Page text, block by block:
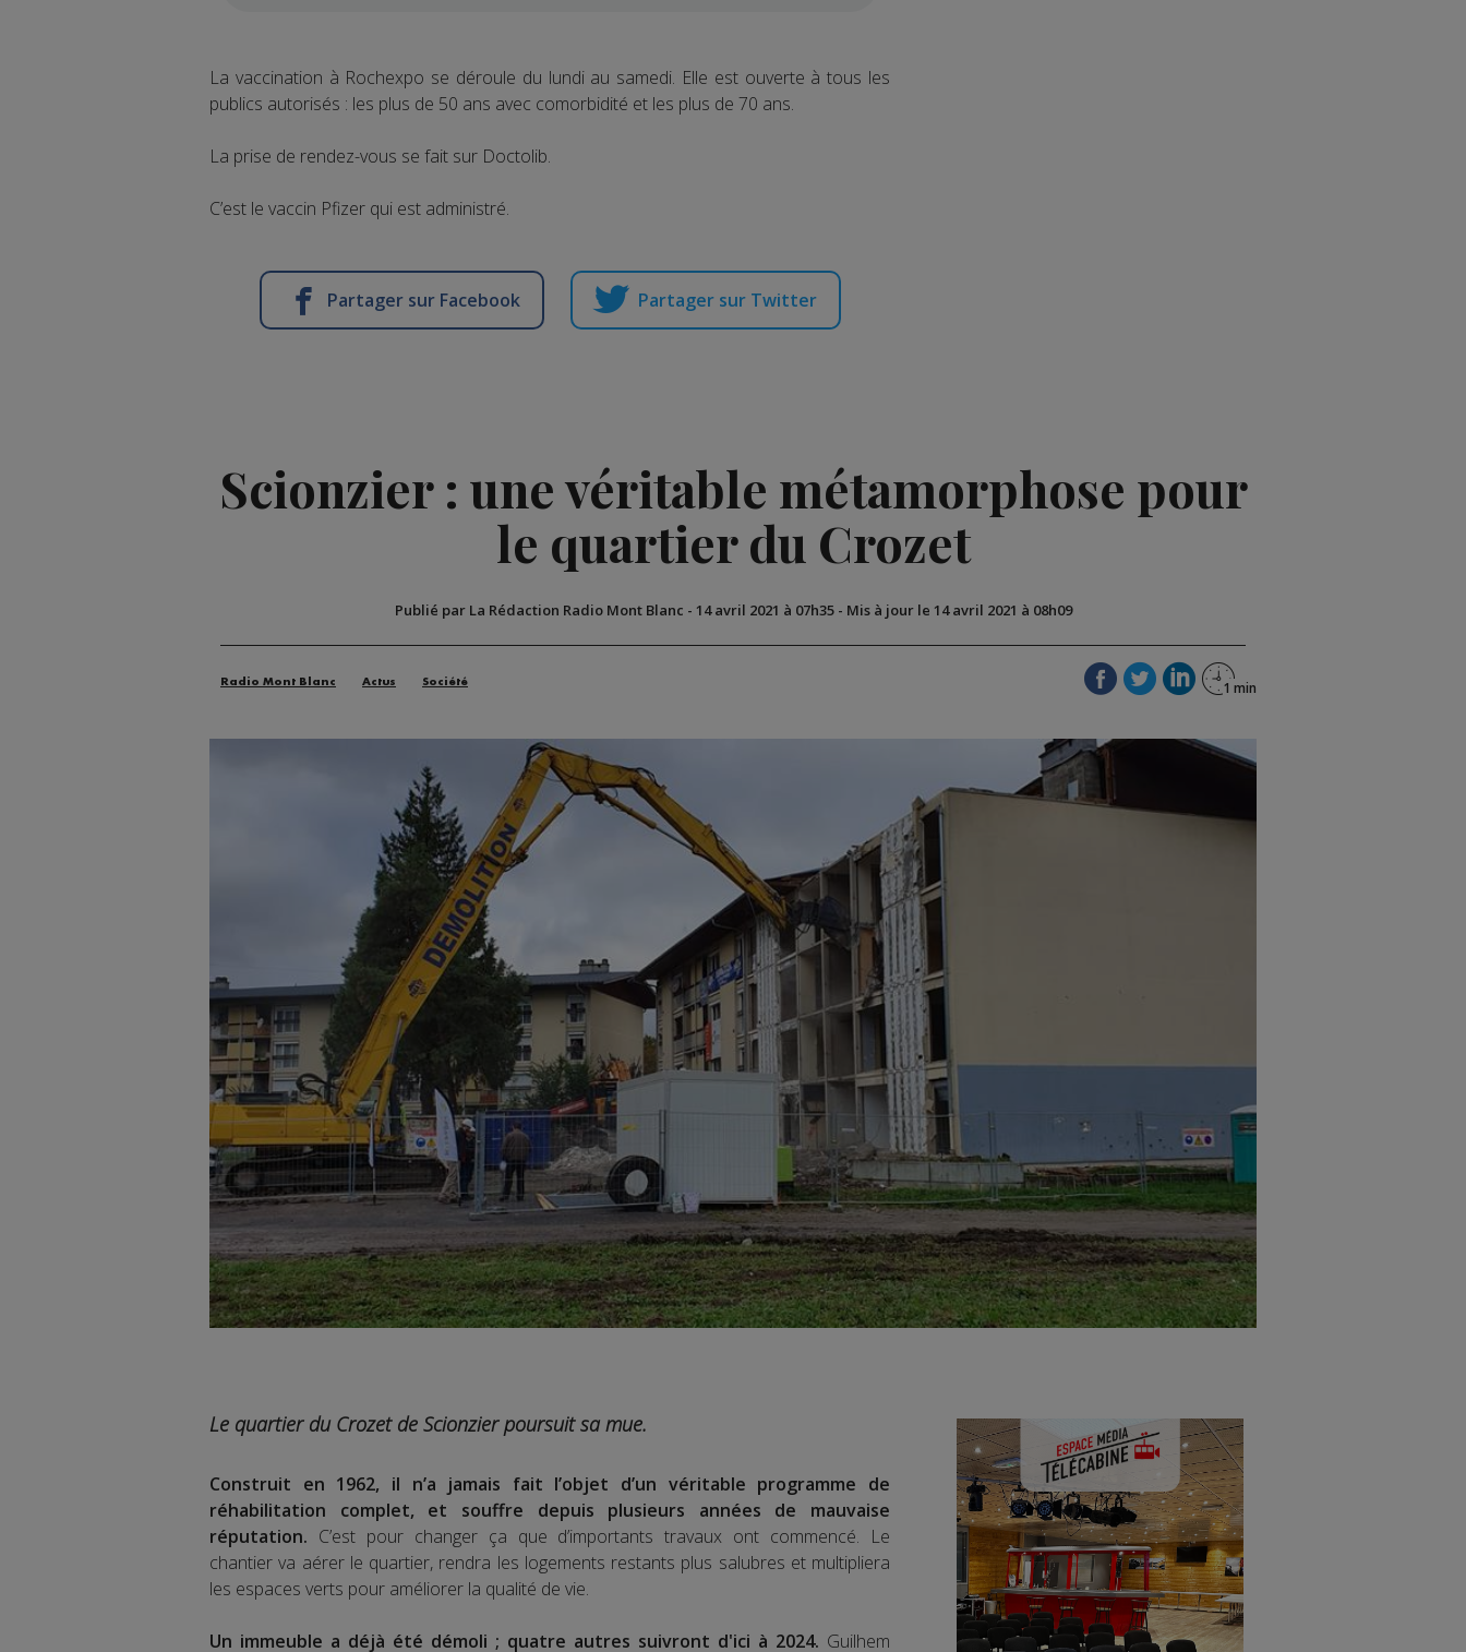
La vaccination à Rochexpo se déroule du lundi au samedi. Elle est ouverte à tous les
publics autorisés : les plus de 50 ans avec comorbidité et les plus de 70 ans.
La prise de rendez-vous se fait sur Doctolib.
C’est le vaccin Pfizer qui est administré.
Partager sur Facebook Partager sur Twitter
Scionzier : une véritable métamorphose pour
le quartier du Crozet
Publié par La Rédaction Radio Mont Blanc - 14 avril 2021 à 07h35- Mis à jour le 14 avril 2021 à 08h09
Radio Mont Blanc Actus Société
Le quartier du Crozet de Scionzier poursuit sa mue.
Construit en 1962, il n’a jamais fait l’objet d’un véritable programme de
réhabilitation complet, et souffre depuis plusieurs années de mauvaise
réputation. C’est pour changer ça que d’importants travaux ont commencé. Le
chantier va aérer le quartier, rendra les logements restants plus salubres et multipliera
les espaces verts pour améliorer la qualité de vie.
Un immeuble a déjà été démoli ; quatre autres suivront d'ici à 2024. Guilhem